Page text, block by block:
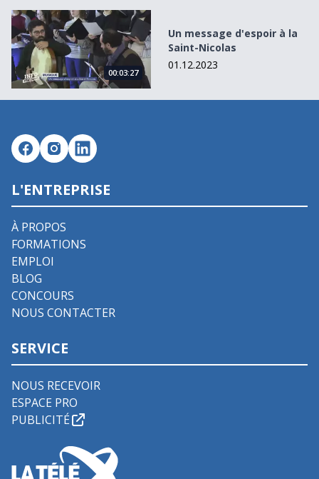
Un message d&#039;espoir à la Saint-Nicolas
00:03:27
Un message d'espoir à la
Saint-Nicolas
01.12.2023
L'ENTREPRISE
À PROPOS
FORMATIONS
EMPLOI
BLOG
CONCOURS
NOUS CONTACTER
SERVICE
NOUS RECEVOIR
ESPACE PRO
PUBLICITÉ